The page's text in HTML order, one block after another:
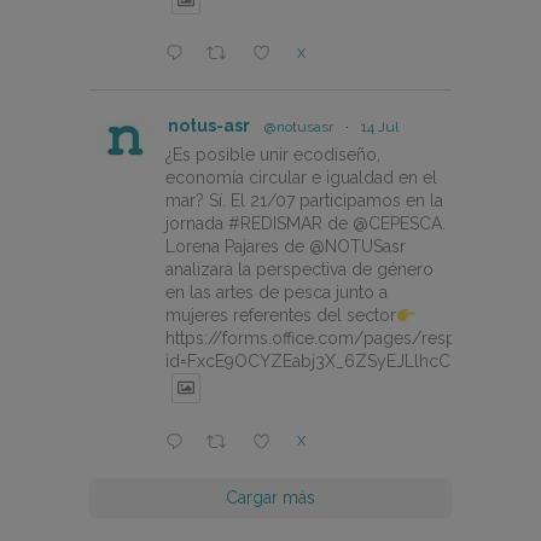
X
notus-asr @notusasr · 14 Jul
¿Es posible unir ecodiseño,
economía circular e igualdad en el
mar? Sí. El 21/07 participamos en la
jornada #REDISMAR de @CEPESCA.
Lorena Pajares de @NOTUSasr
analizará la perspectiva de género
en las artes de pesca junto a
mujeres referentes del sector
https://forms.office.com/pages/
X
Cargar más